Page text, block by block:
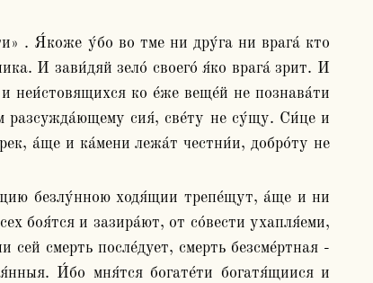
И зави́дяй зело́ своего́ я́ко врага́ зрит. И
неи́стовящихся ко е́же веще́й не познава́ти
разсужда́ющему сия́, све́ту не су́щу. Си́це и
а́ще и ка́мени лежа́т честни́и, добро́ту не
боя́тся и зазира́ют, от со́вести ухапля́еми,
смерть после́дует, смерть безсме́ртная -
И́бо мня́тся богате́ти богатя́щиися и